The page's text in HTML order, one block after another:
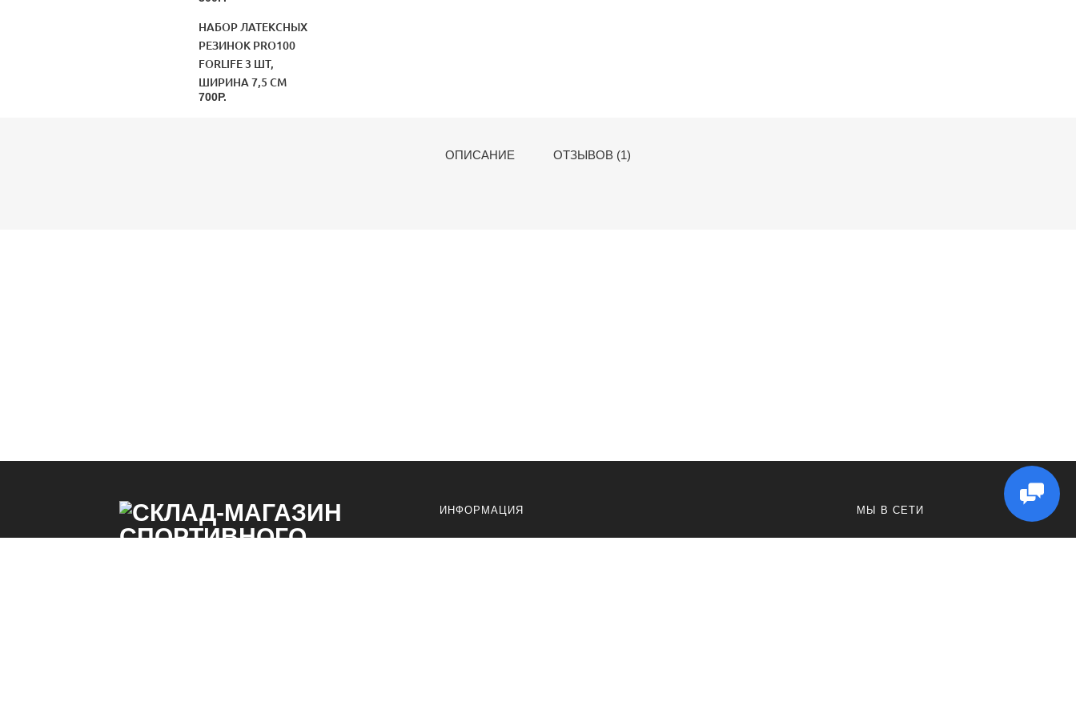
НАБОР ЛАТЕКСНЫХ
РЕЗИНОК PRO100
FORLIFE 3 ШТ,
ШИРИНА 7,5 СМ
700Р.
ОПИСАНИЕ ОТЗЫВОВ (1)
ИНФОРМАЦИЯ МЫ В СЕТИ